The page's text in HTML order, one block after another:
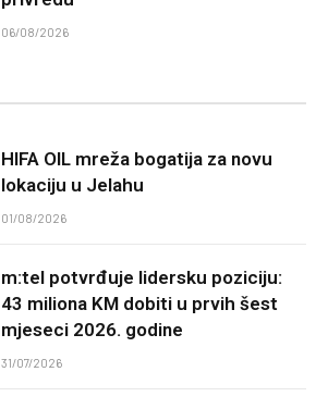
06/08/2026
HIFA OIL mreža bogatija za novu
lokaciju u Jelahu
01/08/2026
m:tel potvrđuje lidersku poziciju:
43 miliona KM dobiti u prvih šest
mjeseci 2026. godine
31/07/2026